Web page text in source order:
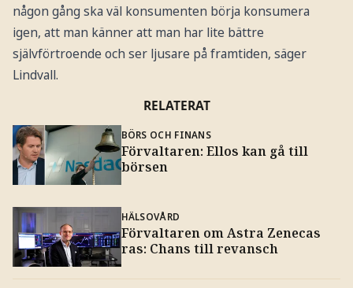
någon gång ska väl konsumenten börja konsumera
igen, att man känner att man har lite bättre
självförtroende och ser ljusare på framtiden, säger
Lindvall.
RELATERAT
BÖRS OCH FINANS
Förvaltaren: Ellos kan gå till
börsen
HÄLSOVÅRD
Förvaltaren om Astra Zenecas
ras: Chans till revansch